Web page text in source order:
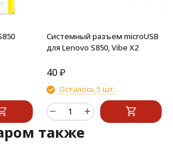
Системный разъем microUSB
для Lenovo S850, Vibe X2
40 ₽
Осталось 5 шт.
также